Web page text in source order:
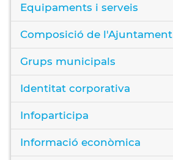
Equipaments i serveis
Composició de l'Ajuntament
Grups municipals
Identitat corporativa
Infoparticipa
Informació econòmica